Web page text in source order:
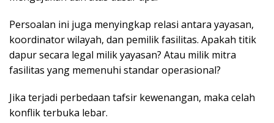
Persoalan ini juga menyingkap relasi antara yayasan,
koordinator wilayah, dan pemilik fasilitas. Apakah titik
dapur secara legal milik yayasan? Atau milik mitra
fasilitas yang memenuhi standar operasional?
Jika terjadi perbedaan tafsir kewenangan, maka celah
konflik terbuka lebar.